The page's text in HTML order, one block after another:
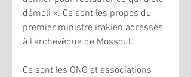
démoli ». Ce sont les propos du
premier ministre irakien adressés
à l’archevêque de Mossoul.
Ce sont les ONG et associations